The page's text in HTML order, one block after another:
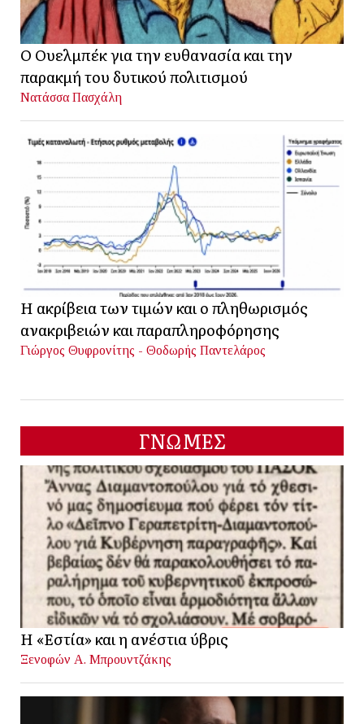
Ο Ουελμπέκ για την ευθανασία και την
παρακμή του δυτικού πολιτισμού
Νατάσσα Πασχάλη
Η ακρίβεια των τιμών και ο πληθωρισμός
ανακριβειών και παραπληροφόρησης
Γιώργος Θυφρονίτης - Θοδωρής Παντελάρος
ΓΝΩΜΕΣ
Η «Εστία» και η ανέστια ύβρις
Ξενοφών Α. Μπρουντζάκης